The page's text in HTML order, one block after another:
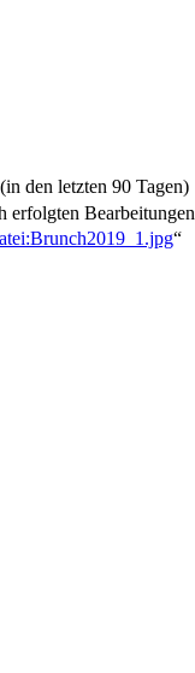
den letzten 90 Tagen)
erfolgten Bearbeitungen
“